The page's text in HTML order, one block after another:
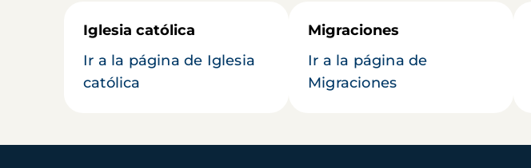
Iglesia católica
Ir a la página de Iglesia
católica
Migraciones
Ir a la página de
Migraciones